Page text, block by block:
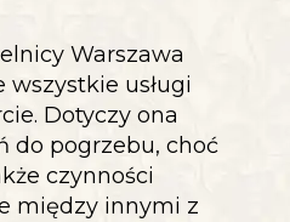
Warszawa
usługi
Dotyczy ona
do pogrzebu, choć
czynności
między innymi z